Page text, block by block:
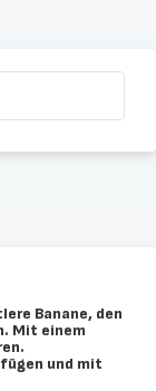
Banane, den
Mit einem
und mit